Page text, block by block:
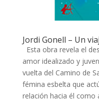
Jordi Gonell – Un
Esta obra revela el
amor idealizado y
vuelta del Camino de
fémina esbelta que
relación hacia él como